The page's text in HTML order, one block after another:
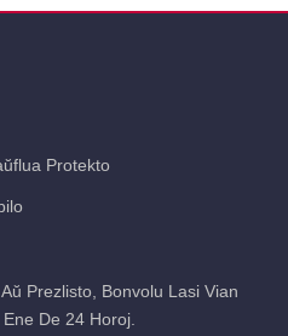
Protekto
Prezlisto, Bonvolu Lasi Vian
De 24 Horoj.